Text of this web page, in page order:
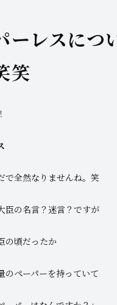
ーレスにつ
笑
で全然なりませんね。笑
臣の名言？迷言？ですが
の頃だったか
のペーパーを持っていて